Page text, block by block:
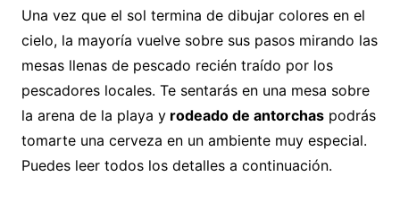
Una vez que el sol termina de dibujar colores en el
cielo, la mayoría vuelve sobre sus pasos mirando las
mesas llenas de pescado recién traído por los
pescadores locales. Te sentarás en una mesa sobre
la arena de la playa yrodeado de antorchaspodrás
tomarte una cerveza en un ambiente muy especial.
Puedes leer todos los detalles a continuación.